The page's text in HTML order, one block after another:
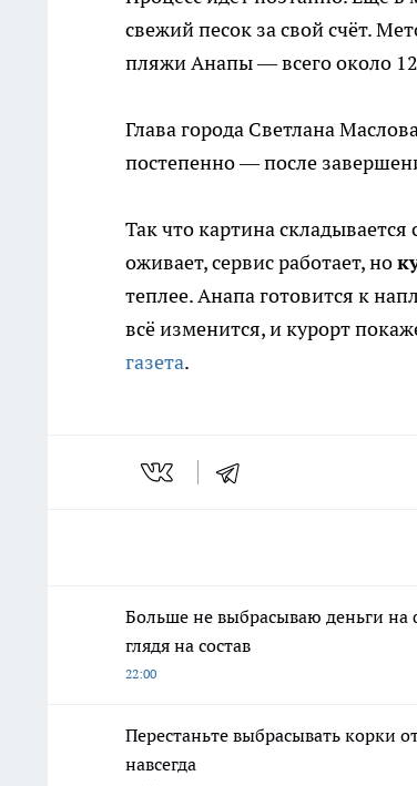
свежий песок за свой счёт.
пляжи Анапы — всего около
Глава города Светлана
постепенно — после
Так что картина
оживает, сервис работает, но
теплее. Анапа готовится к
всё изменится, и курорт
газета.
Больше не выбрасываю деньги на
глядя на состав
22:00
Перестаньте выбрасывать корки
навсегда